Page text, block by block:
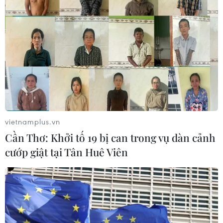
vietnamplus.vn
Cần Thơ: Khởi tố 19 bị can trong vụ dàn cảnh
cướp giật tại Tân Huê Viên